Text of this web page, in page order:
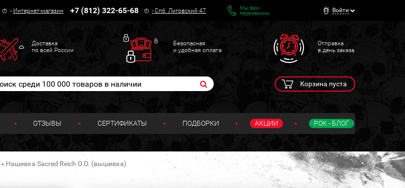
- Интернет-магазин +7 (812) 322-65-68 -Спб. Лиговский 47
Мы вам
перезвоним
Войти
Доставка
по всей России
Безопасная
и удобная оплата
Отправка
в день заказа
Корзина пуста
ОТЗЫВЫ СЕРТИФИКАТЫ ПОДБОРКИ АКЦИИ РОК - БЛОГ
Нашивка Sacred Reich O.D. (вышивка)